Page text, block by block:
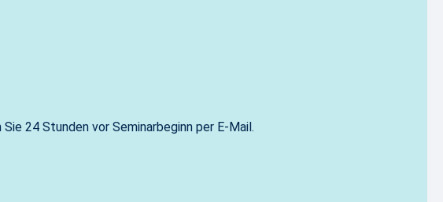
24 Stunden vor Seminarbeginn per E-Mail.